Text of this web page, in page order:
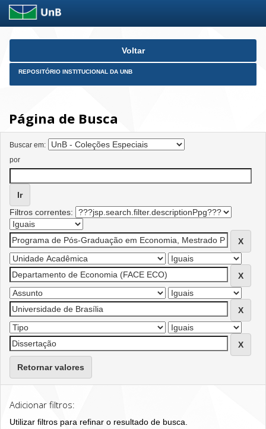
Skip
Voltar
REPOSITÓRIO INSTITUCIONAL DA UNB
Página de Busca
Buscar em:
por
Filtros correntes:
Retornar valores
Adicionar filtros:
Utilizar filtros para refinar o resultado de busca.